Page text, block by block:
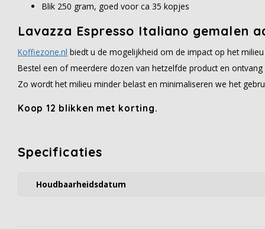
Blik 250 gram, goed voor ca 35 kopjes
Lavazza Espresso Italiano gemalen
Koffiezone.nl biedt u de mogelijkheid om de impact op het
Bestel een of meerdere dozen van hetzelfde product en
Zo wordt het milieu minder belast en minimaliseren we het
Koop 12 blikken met korting.
Specificaties
Houdbaarheidsdatum